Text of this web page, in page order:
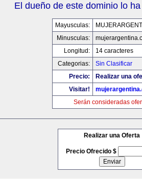
El dueño de este dominio lo
Mayusculas:
Minusculas:
Longitud:
14 caracteres
Categorias:
Sin Clasificar
Precio:
Realizar una
Visitar!
Serán consideradas
Realizar una Oferta
Precio Ofrecido $